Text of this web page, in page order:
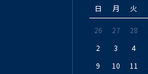
日 月 火
26 27 28
2
3 4
9
10 11